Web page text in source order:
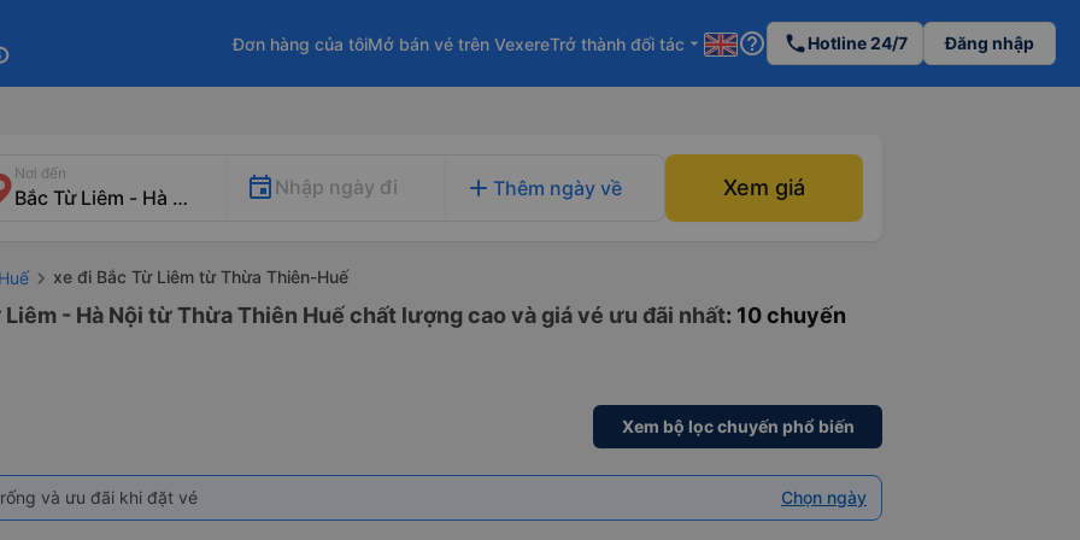
Đơn hàng của tôiMở bán vé trên VexereTrở thành đối tác arrow_drop_down help_outline phoneHotline 24/7 Đăng nhập
Nơi đến
Nhập ngày đi add Thêm ngày về Xem giá
xe đi Bắc Từ Liêm từ Thừa Thiên-Huế
- Hà Nội từ Thừa Thiên Huế chất lượng cao và giá vé ưu đãi nhất: 10 chuyến
Xem bộ lọc chuyến phổ biến
và ưu đãi khi đặt vé Chọn ngày